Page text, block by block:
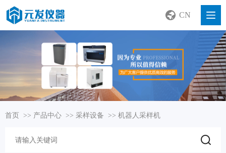
CN
首页 >> 产品中心 >> 采样设备 >> 机器人采样机